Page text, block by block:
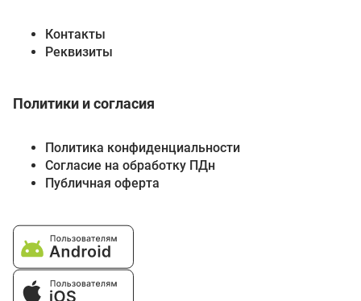
Контакты
Реквизиты
Политики и согласия
Политика конфиденциальности
Согласие на обработку ПДн
Публичная оферта